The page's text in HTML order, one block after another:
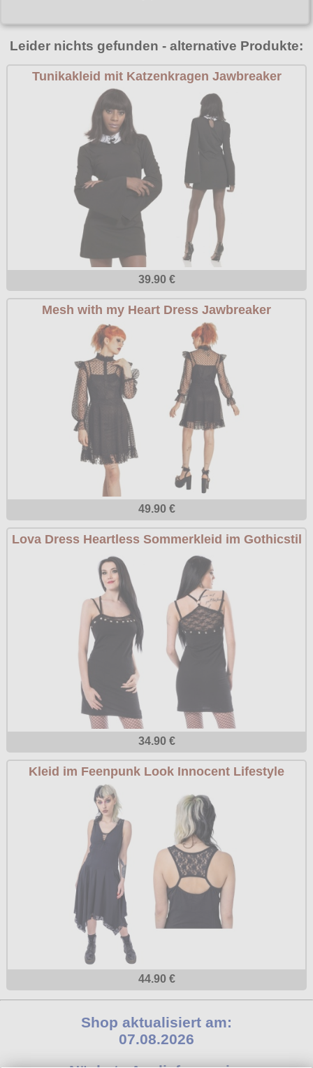
Vixxsin
Warrior Clothing
Leider nichts gefunden - alternative Produkte:
Tunikakleid mit Katzenkragen Jawbreaker
39.90 €
Mesh with my Heart Dress Jawbreaker
49.90 €
Lova Dress Heartless Sommerkleid im Gothicstil
34.90 €
Kleid im Feenpunk Look Innocent Lifestyle
44.90 €
Shop aktualisiert am:
07.08.2026